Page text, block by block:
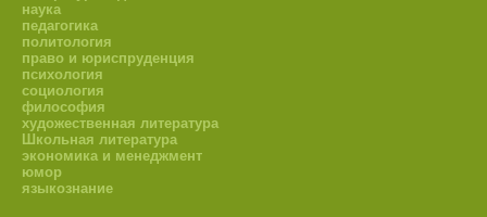
наука
педагогика
политология
право и юриспруденция
психология
социология
философия
художественная литература
Школьная литература
экономика и менеджмент
юмор
языкознание